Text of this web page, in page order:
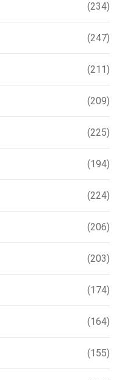
(234)
(247)
(211)
(209)
(225)
(194)
(224)
(206)
(203)
(174)
(164)
(155)